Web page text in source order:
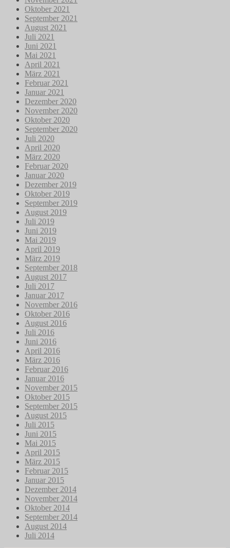
Oktober 2021
September 2021
August 2021
Juli 2021
Juni 2021
Mai 2021
April 2021
März 2021
Februar 2021
Januar 2021
Dezember 2020
November 2020
Oktober 2020
September 2020
Juli 2020
April 2020
März 2020
Februar 2020
Januar 2020
Dezember 2019
Oktober 2019
September 2019
August 2019
Juli 2019
Juni 2019
Mai 2019
April 2019
März 2019
September 2018
August 2017
Juli 2017
Januar 2017
November 2016
Oktober 2016
August 2016
Juli 2016
Juni 2016
April 2016
März 2016
Februar 2016
Januar 2016
November 2015
Oktober 2015
September 2015
August 2015
Juli 2015
Juni 2015
Mai 2015
April 2015
März 2015
Februar 2015
Januar 2015
Dezember 2014
November 2014
Oktober 2014
September 2014
August 2014
Juli 2014